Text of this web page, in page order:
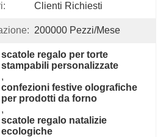
Clienti Richiesti
200000 Pezzi/mese
scatole regalo per torte
stampabili personalizzate
,
confezioni festive olografiche
per prodotti da forno
,
scatole regalo natalizie
ecologiche